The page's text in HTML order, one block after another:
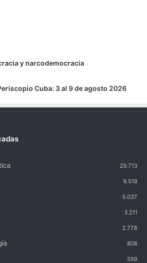
y narcodemocracia
Cuba: 3 al 9 de agosto 2026
29.713
9.519
5.037
3.211
2.778
808
599